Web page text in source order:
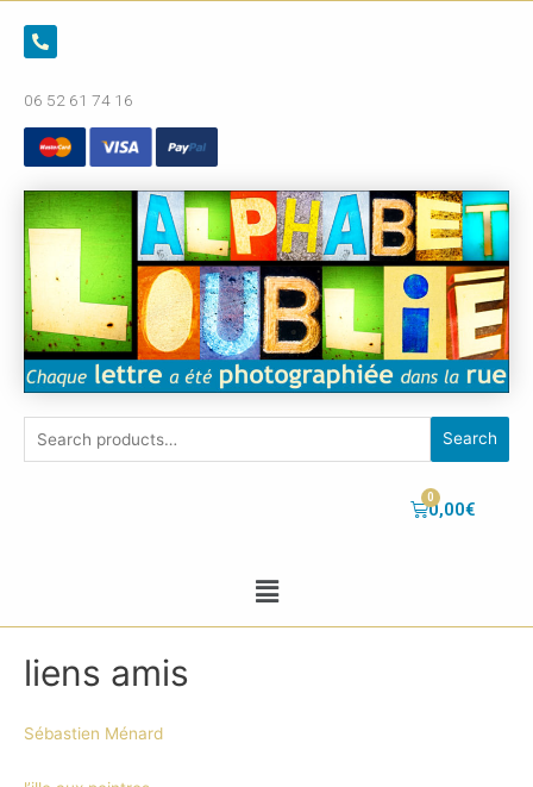
06 52 61 74 16
Search
0,00€
liens amis
Sébastien Ménard